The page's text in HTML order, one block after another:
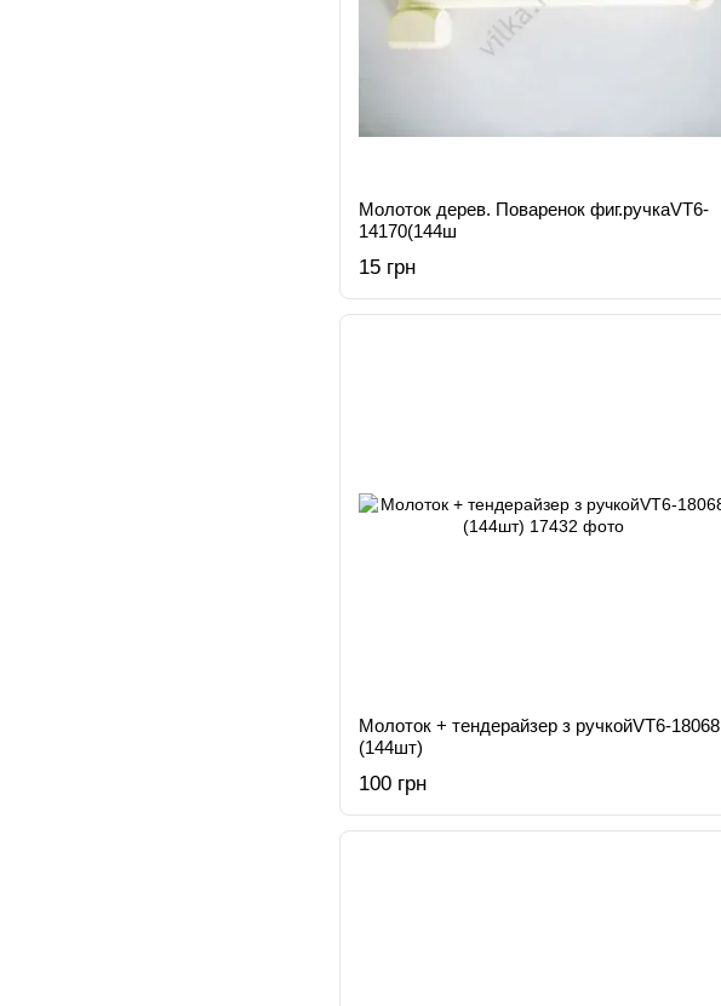
Молоток дерев. Поваренок фиг.ручкаVT6-
14170(144ш
15 грн
Молоток + тендерайзер з ручкойVT6-18068
(144шт)
100 грн